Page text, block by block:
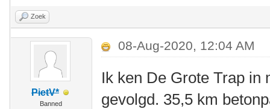
Zoek
PietV*
Banned
08-Aug-2020, 12:04 AM
Ik ken De Grote Trap in
gevolgd. 35,5 km